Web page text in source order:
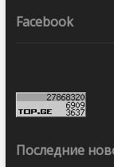
Facebook
Последние